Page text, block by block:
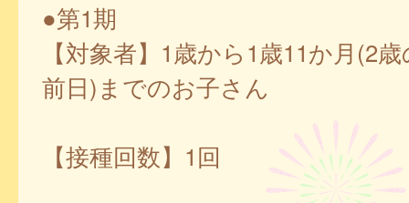
●第1期
【対象者】1歳から1歳11か月(2
前日)までのお子さん
【接種回数】1回